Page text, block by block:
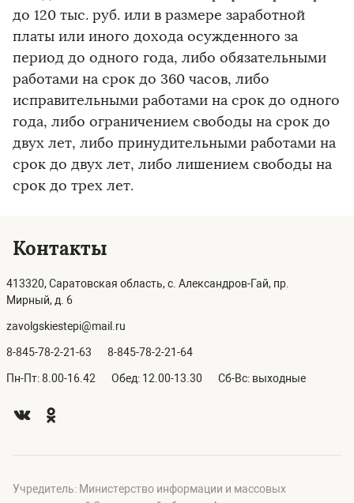
до 120 тыс. руб. или в размере заработной
платы или иного дохода осужденного за
период до одного года, либо обязательными
работами на срок до 360 часов, либо
исправительными работами на срок до одного
года, либо ограничением свободы на срок до
двух лет, либо принудительными работами на
срок до двух лет, либо лишением свободы на
срок до трех лет.
Контакты
413320, Саратовская область, с. Александров-Гай, пр.
Мирный, д. 6
zavolgskiestepi@mail.ru
8-845-78-2-21-63 8-845-78-2-21-64
Пн-Пт: 8.00-16.42 Обед: 12.00-13.30 Сб-Вс: выходные
Учредитель: Министерство информации и массовых